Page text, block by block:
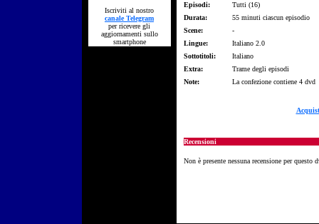
Iscriviti al nostro
canale Telegram
per ricevere gli
aggiornamenti sullo
smartphone
Episodi:
Tutti (16)
Durata:
55 minuti ciascun episodio
Scene:
-
Lingue:
Italiano 2.0
Sottotitoli:
Italiano
Extra:
Trame degli episodi
Note:
La confezione contiene 4 dvd
Recensioni
Non è presente nessuna recensione per questo